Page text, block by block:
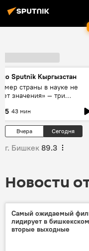
Sputnik Кыргызстан
страны в науке не
значения» — три
и Кыргызстана в
и исследованиях
43 мин
Вчера Сегодня
г. Бишкек 89.3
Новости
Самый ожидаемый
лидирует в
вторые выходные